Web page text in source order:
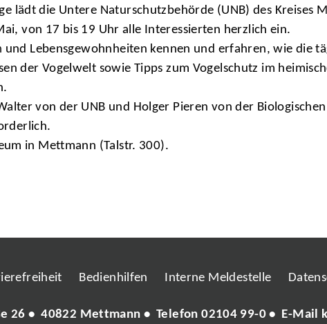
lädt die Untere Naturschutzbehörde (UNB) des Kreises
von 17 bis 19 Uhr alle Interessierten herzlich ein.
Lebensgewohnheiten kennen und erfahren, wie die
der Vogelwelt sowie Tipps zum Vogelschutz im
von der UNB und Holger Pieren von der
in Mettmann (Talstr. 300).
Bedienhilfen Interne Meldestelle
26 • 40822 Mettmann • Telefon02104 99-0• E-Mail